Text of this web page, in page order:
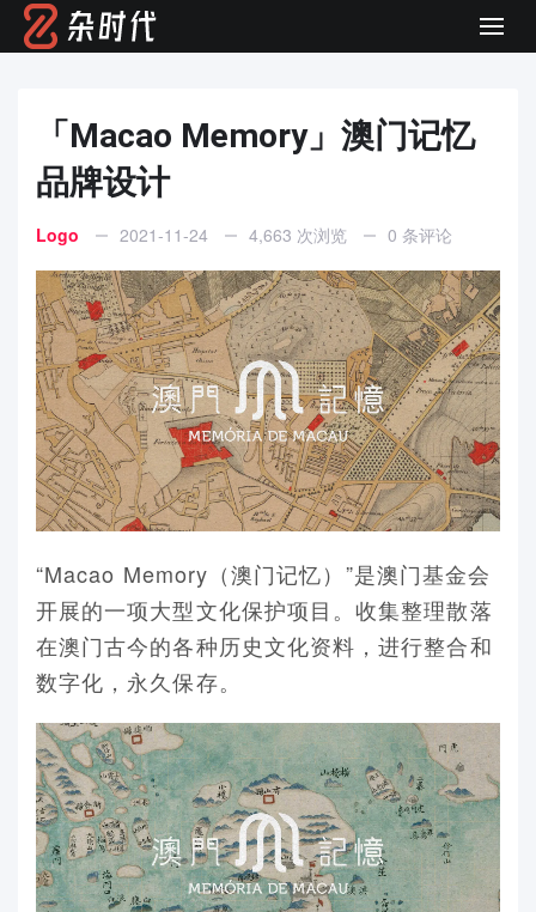
Menu
「Macao Memory」澳门记忆
品牌设计
Logo 2021-11-24 4,663 次浏览 0 条评论
“Macao Memory（澳门记忆）”是澳门基金会
开展的一项大型文化保护项目。收集整理散落
在澳门古今的各种历史文化资料，进行整合和
数字化，永久保存。